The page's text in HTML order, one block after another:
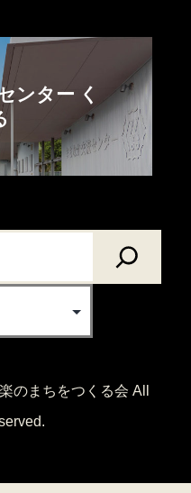
ンター く
のまちをつくる会 All